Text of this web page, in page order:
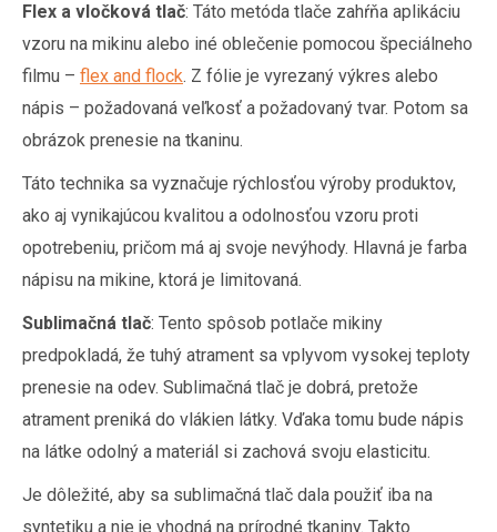
Flex a vločková tlač: Táto metóda tlače zahŕňa aplikáciu
vzoru na mikinu alebo iné oblečenie pomocou špeciálneho
filmu – flex and flock. Z fólie je vyrezaný výkres alebo
nápis – požadovaná veľkosť a požadovaný tvar. Potom sa
obrázok prenesie na tkaninu.
Táto technika sa vyznačuje rýchlosťou výroby produktov,
ako aj vynikajúcou kvalitou a odolnosťou vzoru proti
opotrebeniu, pričom má aj svoje nevýhody. Hlavná je farba
nápisu na mikine, ktorá je limitovaná.
Sublimačná tlač: Tento spôsob potlače mikiny
predpokladá, že tuhý atrament sa vplyvom vysokej teploty
prenesie na odev. Sublimačná tlač je dobrá, pretože
atrament preniká do vlákien látky. Vďaka tomu bude nápis
na látke odolný a materiál si zachová svoju elasticitu.
Je dôležité, aby sa sublimačná tlač dala použiť iba na
syntetiku a nie je vhodná na prírodné tkaniny. Takto